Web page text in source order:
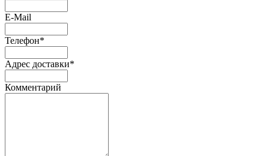
E-Mail
Телефон*
Адрес доставки*
Комментарий